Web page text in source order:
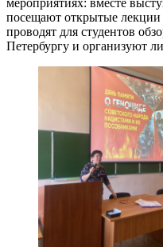
посещают открытые
проводят для студентов
Петербургу и организуют